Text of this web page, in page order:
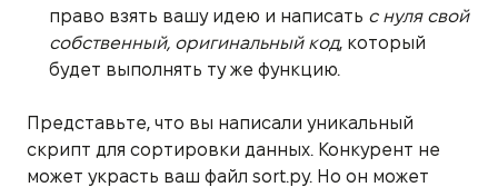
право взять вашу идею и написать с нуля свой
собственный, оригинальный код, который
будет выполнять ту же функцию.
Представьте, что вы написали уникальный
скрипт для сортировки данных. Конкурент не
может украсть ваш файл sort.py. Но он может